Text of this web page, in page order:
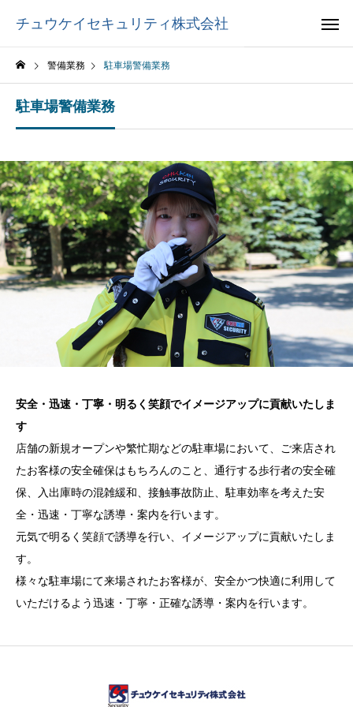
チュウケイセキュリティ株式会社
警備業務 駐車場警備業務
駐車場警備業務
安全・迅速・丁寧・明るく笑顔でイメージアップに貢献いたしま
す
店舗の新規オープンや繁忙期などの駐車場において、ご来店され
たお客様の安全確保はもちろんのこと、通行する歩行者の安全確
保、入出庫時の混雑緩和、接触事故防止、駐車効率を考えた安
全・迅速・丁寧な誘導・案内を行います。
元気で明るく笑顔で誘導を行い、イメージアップに貢献いたしま
す。
様々な駐車場にて来場されたお客様が、安全かつ快適に利用して
いただけるよう迅速・丁寧・正確な誘導・案内を行います。